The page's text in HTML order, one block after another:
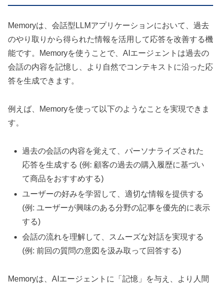
Memoryは、会話型LLMアプリケーションにおいて、過去
のやり取りから得られた情報を活用して応答を改善する機
能です。Memoryを使うことで、AIエージェントは過去の
会話の内容を記憶し、より自然でコンテキストに沿った応
答を生成できます。
例えば、Memoryを使って以下のようなことを実現できま
す。
過去の会話の内容を覚えて、パーソナライズされた
応答を生成する (例: 顧客の過去の購入履歴に基づい
て商品をおすすめする)
ユーザーの好みを学習して、適切な情報を提供する
(例: ユーザーが興味のある分野の記事を優先的に表示
する)
会話の流れを理解して、スムーズな対話を実現する
(例: 前回の質問の意図を汲み取って回答する)
Memoryは、AIエージェントに「記憶」を与え、より人間